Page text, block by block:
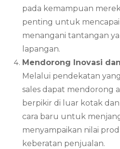
pada kemampuan
penting untuk
menangani tantangan
lapangan.
Mendorong Inovasi
Melalui pendekatan
sales dapat mendorong
berpikir di luar kotak
cara baru untuk
menyampaikan nilai
keberatan penjualan.